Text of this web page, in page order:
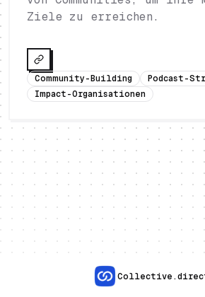
Ziele zu erreichen.
Community-Building
Podcast-
Impact-Organisationen